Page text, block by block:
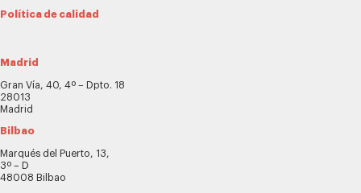
Política de calidad
Madrid
Gran Vía, 40, 4º – Dpto. 18
28013
Madrid
Bilbao
Marqués del Puerto, 13,
3º – D
48008 Bilbao